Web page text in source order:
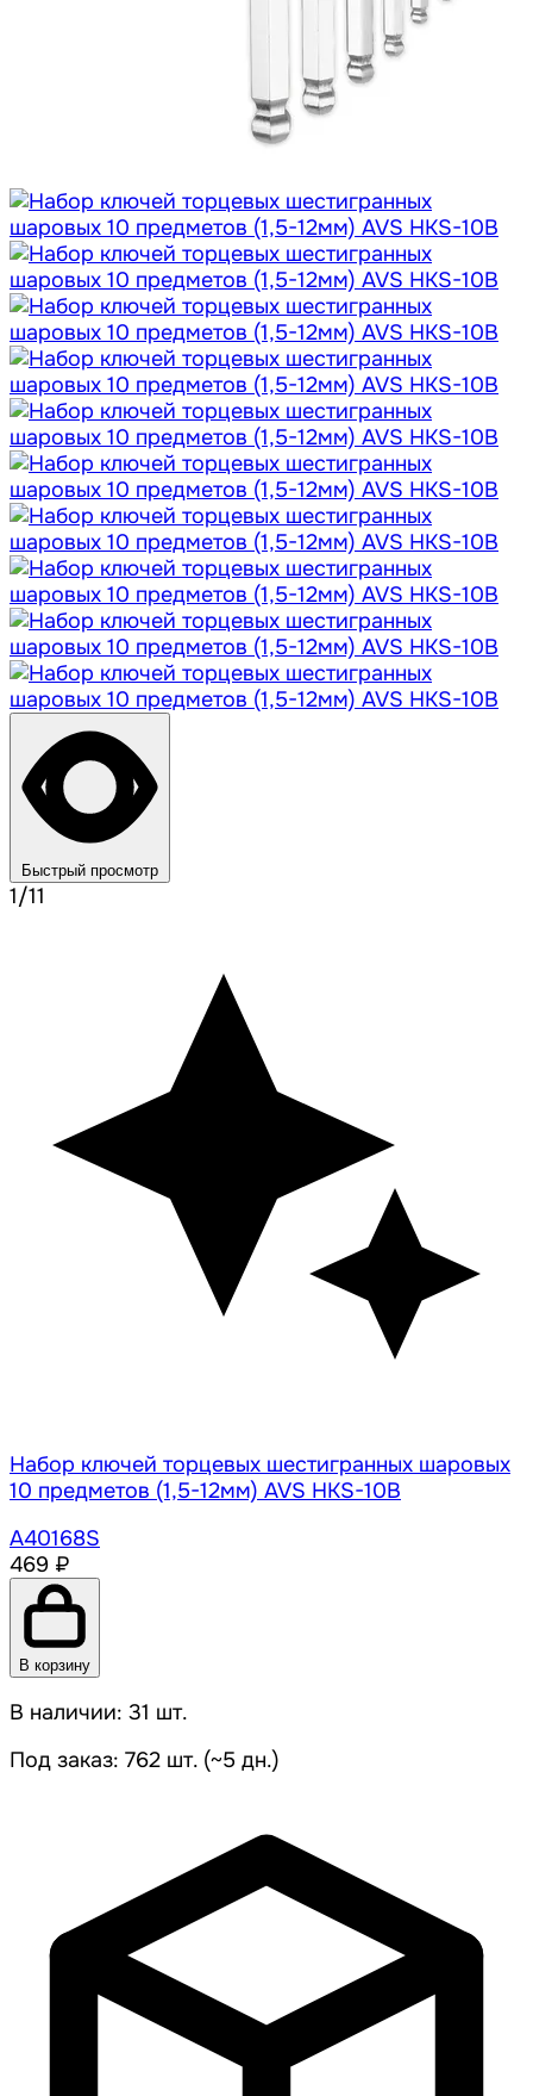
Быстрый просмотр
1/11
Набор ключей торцевых шестигранных шаровых
10 предметов (1,5-12мм) AVS HKS-10B
A40168S
469 ₽
В корзину
В наличии: 31 шт.
Под заказ: 762 шт. (~5 дн.)